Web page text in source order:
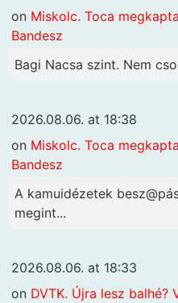
on Miskolc. Toca
Bandesz
Bagi Nacsa szint. Nem
2026.08.06. at 18:38
on Miskolc. Toca
Bandesz
A kamuidézetek
megint...
2026.08.06. at 18:33
on DVTK. Újra lesz